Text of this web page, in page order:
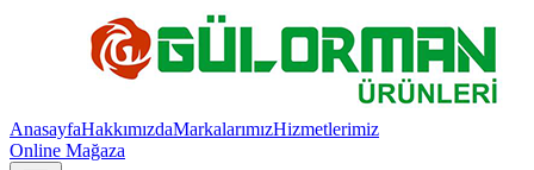
AnasayfaHakkımızdaMarkalarımızHizmetlerimiz
Online Mağaza